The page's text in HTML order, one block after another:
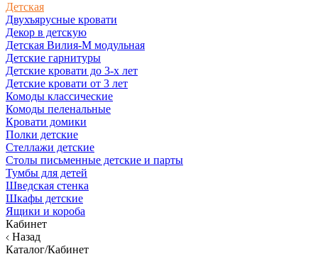
Детская
Двухъярусные кровати
Декор в детскую
Детская Вилия-М модульная
Детские гарнитуры
Детские кровати до 3-х лет
Детские кровати от 3 лет
Комоды классические
Комоды пеленальные
Кровати домики
Полки детские
Стеллажи детские
Столы письменные детские и парты
Тумбы для детей
Шведская стенка
Шкафы детские
Ящики и короба
Кабинет
Назад
Каталог/Кабинет